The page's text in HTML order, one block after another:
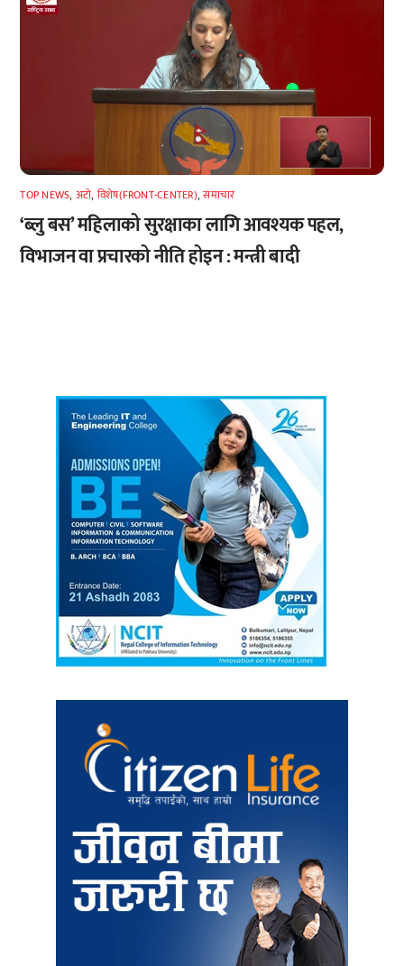
TOP NEWS, अटाे, विशेष(FRONT-CENTER),समाचार
‘ब्लु बस’ महिलाको सुरक्षाका लागि आवश्यक पहल,
विभाजन वा प्रचारको नीति होइन : मन्त्री बादी